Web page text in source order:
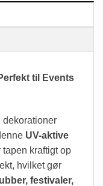
til Events
dekorationer
UV-aktive
tapen kraftigt op
hvilket gør
festivaler,